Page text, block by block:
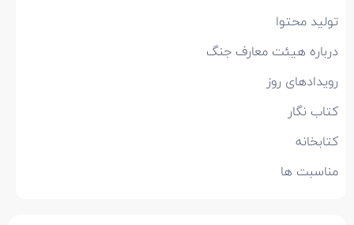
تولید محتوا
درباره هیئت معارف جنگ
رویدادهای روز
کتاب نگار
کتابخانه
مناسبت ها